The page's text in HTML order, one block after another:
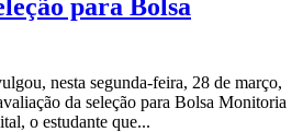
para Bolsa
nesta segunda-feira, 28 de março,
da seleção para Bolsa Monitoria
o estudante que...